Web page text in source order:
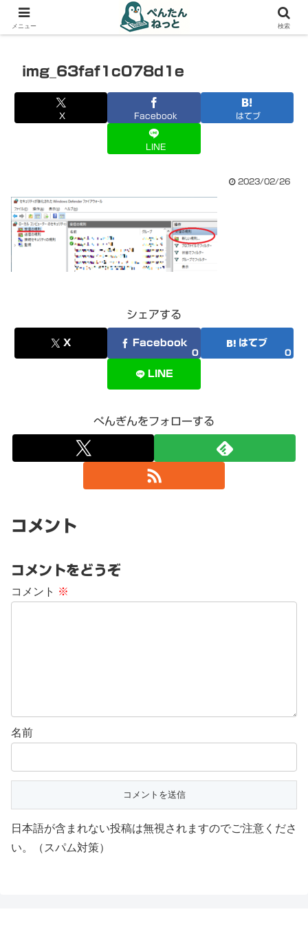
PCやガジェットの備忘録
img_63faf1c078d1e
X Facebook はてブ
LINE
2023/02/26
シェアする
X Facebook
0
はてブ
0
LINE
ぺんぎんをフォローする
コメント
コメントをどうぞ
コメント ※
名前
日本語が含まれない投稿は無視されますのでご注意くださ
い。（スパム対策）
メニュー 検索